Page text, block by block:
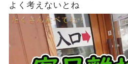
よく考えないとね